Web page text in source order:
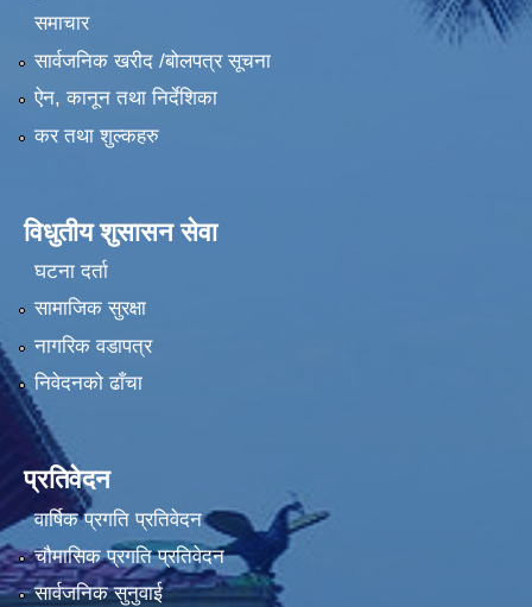
समाचार
सार्वजनिक खरीद /बोलपत्र सूचना
ऐन, कानून तथा निर्देशिका
कर तथा शुल्कहरु
विधुतीय शुसासन सेवा
घटना दर्ता
सामाजिक सुरक्षा
नागरिक वडापत्र
निवेदनको ढाँचा
प्रतिवेदन
वार्षिक प्रगति प्रतिवेदन
चौमासिक प्रगति प्रतिवेदन
सार्वजनिक सुनुवाई